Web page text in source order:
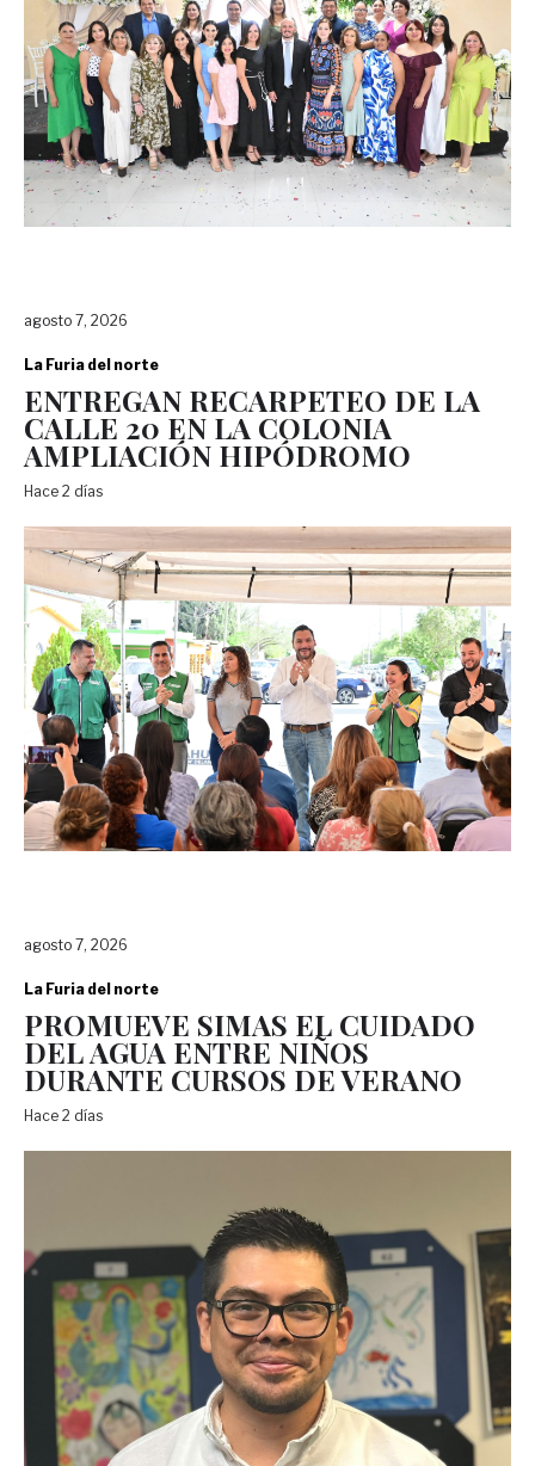
agosto 7, 2026
La Furia del norte
ENTREGAN RECARPETEO DE LA
CALLE 20 EN LA COLONIA
AMPLIACIÓN HIPÓDROMO
Hace 2 días
agosto 7, 2026
La Furia del norte
PROMUEVE SIMAS EL CUIDADO
DEL AGUA ENTRE NIÑOS
DURANTE CURSOS DE VERANO
Hace 2 días